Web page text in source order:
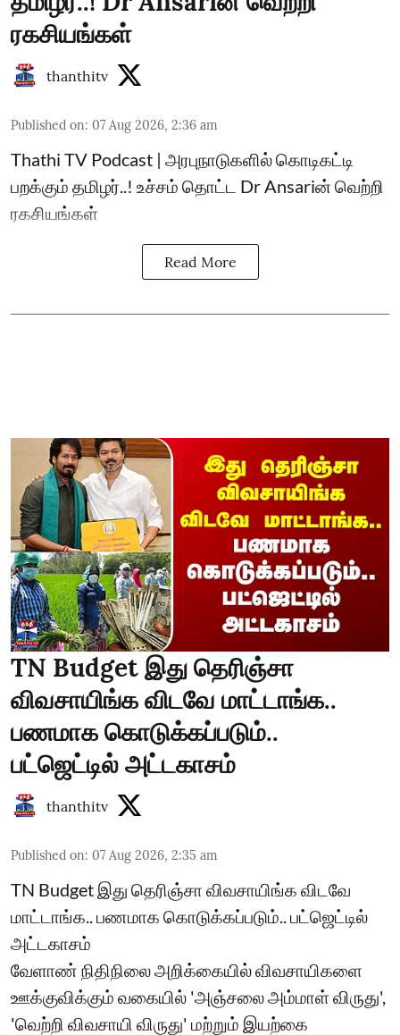
ரகசியங்கள்
thanthitv
Published on: 07 Aug 2026, 2:36 am
Thathi TV Podcast | அரபுநாடுகளில் கொடிகட்டி
பறக்கும் தமிழர்..! உச்சம் தொட்ட Dr Ansariன் வெற்றி
ரகசியங்கள்
Read More
TN Budget இது தெரிஞ்சா
விவசாயிங்க விடவே மாட்டாங்க..
பணமாக கொடுக்கப்படும்..
பட்ஜெட்டில் அட்டகாசம்
thanthitv
Published on: 07 Aug 2026, 2:35 am
TN Budget இது தெரிஞ்சா விவசாயிங்க விடவே
மாட்டாங்க.. பணமாக கொடுக்கப்படும்.. பட்ஜெட்டில்
அட்டகாசம்
வேளாண் நிதிநிலை அறிக்கையில் விவசாயிகளை
ஊக்குவிக்கும் வகையில் 'அஞ்சலை அம்மாள் விருது',
'வெற்றி விவசாயி விருது' மற்றும் இயற்கை